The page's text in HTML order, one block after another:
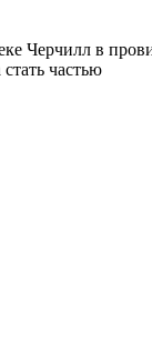
Черчилл в
частью